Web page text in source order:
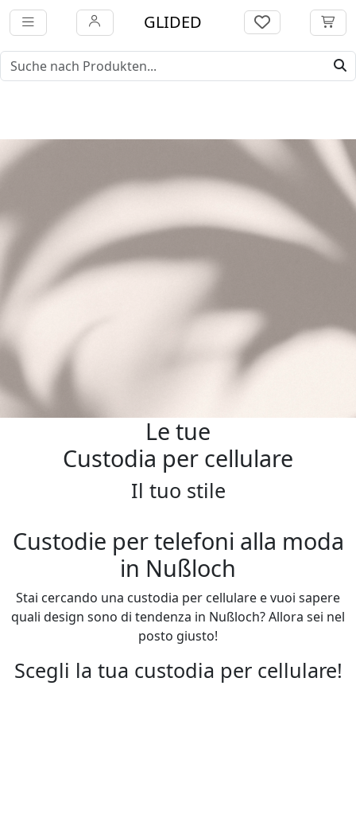
GLIDED
Le tue
Custodia per cellulare
Il tuo stile
Custodie per telefoni alla moda
in Nußloch
Stai cercando una custodia per cellulare e vuoi sapere
quali design sono di tendenza in Nußloch? Allora sei nel
posto giusto!
Scegli la tua custodia per cellulare!